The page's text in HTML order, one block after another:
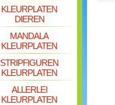
KLEURPLATEN
DIEREN
MANDALA
KLEURPLATEN
STRIPFIGUREN
KLEURPLATEN
ALLERLEI
KLEURPLATEN